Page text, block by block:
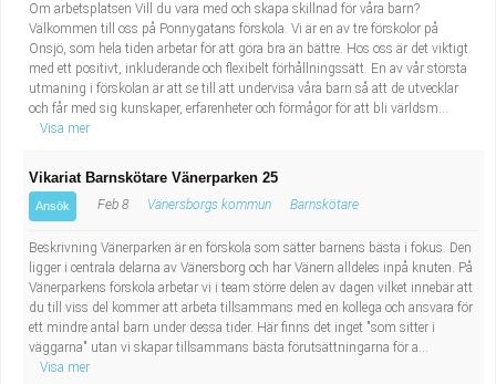
Om arbetsplatsen Vill du vara med och skapa skillnad för våra barn?
Välkommen till oss på Ponnygatans förskola. Vi är en av tre förskolor på
Onsjö, som hela tiden arbetar för att göra bra än bättre. Hos oss är det viktigt
med ett positivt, inkluderande och flexibelt förhållningssätt. En av vår största
utmaning i förskolan är att se till att undervisa våra barn så att de utvecklar
och får med sig kunskaper, erfarenheter och förmågor för att bli världsm...
Visa mer
Vikariat Barnskötare Vänerparken 25
Ansök Feb 8 Vänersborgs kommun Barnskötare
Beskrivning Vänerparken är en förskola som sätter barnens bästa i fokus. Den
ligger i centrala delarna av Vänersborg och har Vänern alldeles inpå knuten. På
Vänerparkens förskola arbetar vi i team större delen av dagen vilket innebär att
du till viss del kommer att arbeta tillsammans med en kollega och ansvara för
ett mindre antal barn under dessa tider. Här finns det inget "som sitter i
väggarna" utan vi skapar tillsammans bästa förutsättningarna för a...
Visa mer